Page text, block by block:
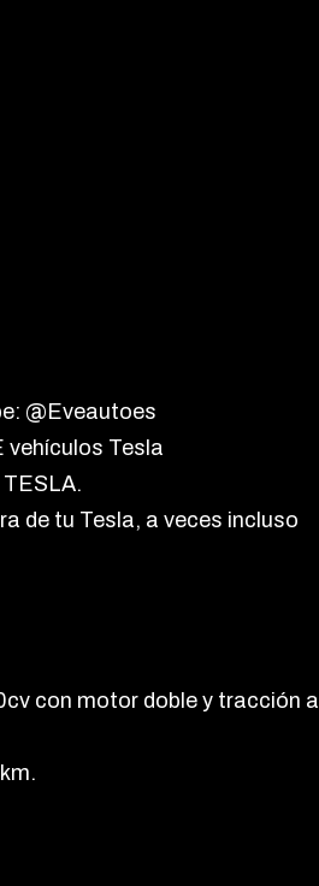
@Eveautoes
vehículos Tesla
de tu Tesla, a veces incluso
con motor doble y tracción a